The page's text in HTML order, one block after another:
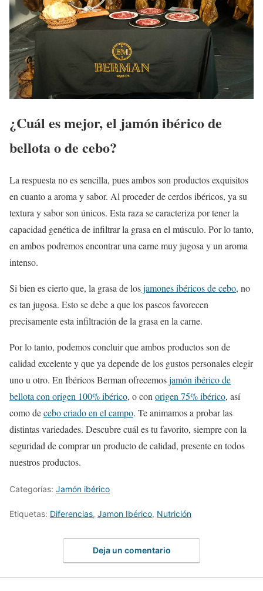
¿Cuál es mejor, el jamón ibérico de
bellota o de cebo?
La respuesta no es sencilla, pues ambos son productos exquisitos
en cuanto a aroma y sabor. Al proceder de cerdos ibéricos, ya su
textura y sabor son únicos. Esta raza se caracteriza por tener la
capacidad genética de infiltrar la grasa en el músculo. Por lo tanto,
en ambos podremos encontrar una carne muy jugosa y un aroma
intenso.
Si bien es cierto que, la grasa de losjamones ibéricos de cebo, no
es tan jugosa. Esto se debe a que los paseos favorecen
precisamente esta infiltración de la grasa en la carne.
Por lo tanto, podemos concluir que ambos productos son de
calidad excelente y que ya depende de los gustos personales elegir
uno u otro. En Ibéricos Berman ofrecemosjamón ibérico de
bellota con origen 100% ibérico, o con origen 75% ibérico, así
como decebo criado en el campo. Te animamos a probar las
distintas variedades. Descubre cuál es tu favorito, siempre con la
seguridad de comprar un producto de calidad, presente en todos
nuestros productos.
Categorías: Jamón ibérico
Etiquetas: Diferencias, Jamon Ibérico, Nutrición
Deja un comentario